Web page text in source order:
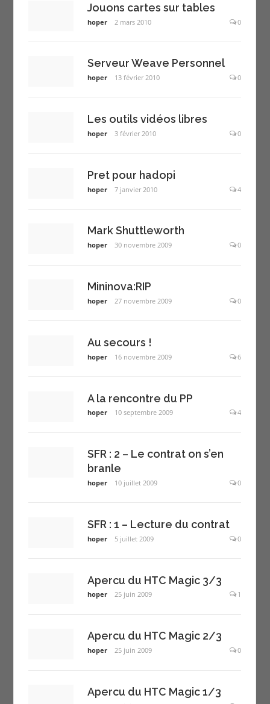
Jouons cartes sur tables
hoper 2 mars 2010 0
Serveur Weave Personnel
hoper 13 février 2010 0
Les outils vidéos libres
hoper 3 février 2010 0
Pret pour hadopi
hoper 7 janvier 2010 4
Mark Shuttleworth
hoper 30 novembre 2009 0
Mininova:RIP
hoper 27 novembre 2009 0
Au secours !
hoper 16 novembre 2009 6
A la rencontre du PP
hoper 10 septembre 2009 4
SFR : 2 – Le contrat on s’en
branle
hoper 10 juillet 2009 0
SFR : 1 – Lecture du contrat
hoper 5 juillet 2009 0
Apercu du HTC Magic 3/3
hoper 25 juin 2009 1
Apercu du HTC Magic 2/3
hoper 25 juin 2009 0
Apercu du HTC Magic 1/3